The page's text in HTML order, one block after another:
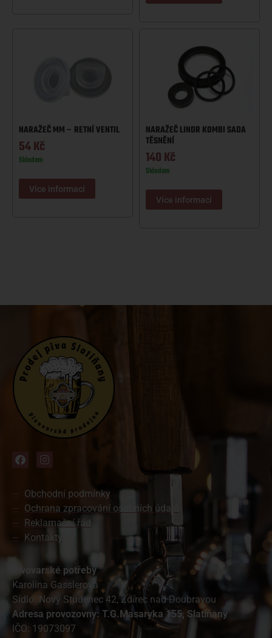
NARAŽEČ MM – RETNÍ VENTIL
54Kč
Skladem
Více informací
NARAŽEČ LINDR KOMBI SADA
TĚSNĚNÍ
140Kč
Skladem
Více informací
Obchodní podmínky
Ochrana zpracování osobních údajů
Reklamační řád
Kontakty
Pivovarské potřeby
Karolína Gasslerová
Sídlo: Nový Studenec 42, Ždírec nad Doubravou
Adresa provozovny: T.G.Masaryka 155, Slatiňany
IČO: 19073097